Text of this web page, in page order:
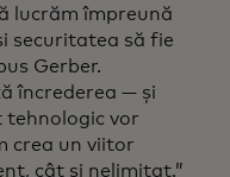
lucrăm împreună
securitatea să fie
Gerber.
încrederea — și
vor
crea un viitor
cât și nelimitat.”